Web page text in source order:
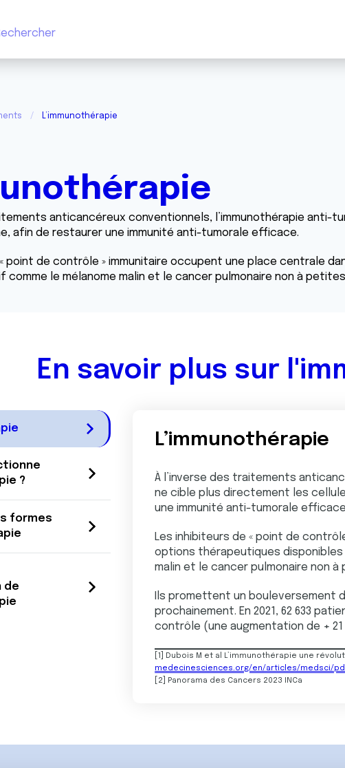
L’immunothérapie
anticancéreux conventionnels, l’immunothérapie
afin de restaurer une immunité anti-tumorale efficace.
point de contrôle » immunitaire occupent une place centrale
le mélanome malin et le cancer pulmonaire non à
En savoir plus sur
?
formes
de
L’immunothérapie
À l’inverse des traitements
ne cible plus directement les
une immunité anti-tumorale
Les inhibiteurs de « point de
options thérapeutiques
malin et le cancer pulmonaire non
Ils promettent un bouleversement
prochainement. En 2021, 62 633
contrôle (une augmentation de + 21
[1]
Dubois M et al L’immunothérapie une
medecinesciences.org/en/articles/medsci/pdf/
[2]
Panorama des Cancers 2023 INCa